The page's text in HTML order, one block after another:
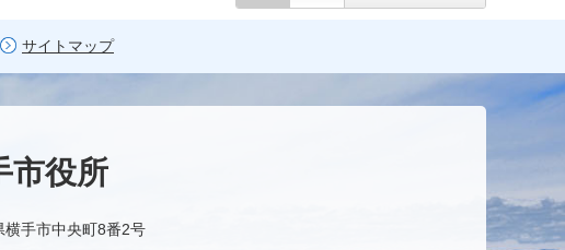
サイトマップ
市役所
手市中央町8番2号